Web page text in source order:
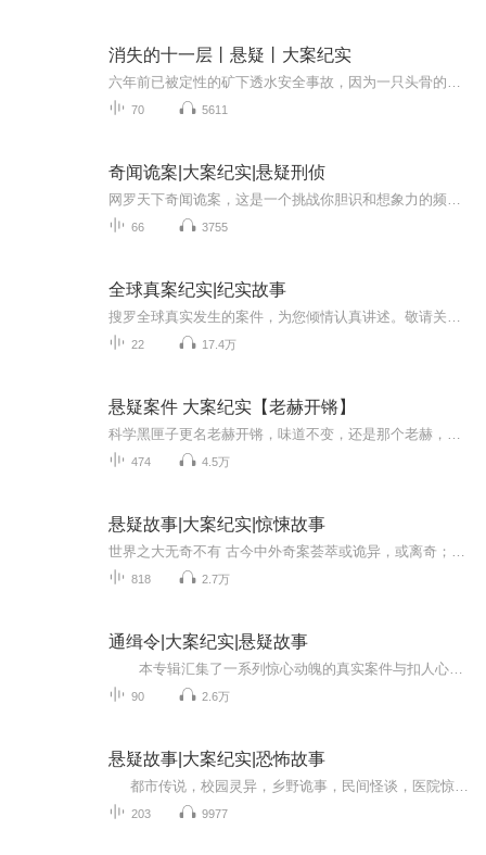
消失的十一层丨悬疑丨大案纪实
70 5611
奇闻诡案|大案纪实|悬疑刑侦
66 3755
全球真案纪实|纪实故事
22 17.4万
悬疑案件 大案纪实【老赫开锵】
474 4.5万
悬疑故事|大案纪实|惊悚故事
818 2.7万
通缉令|大案纪实|悬疑故事
90 2.6万
悬疑故事|大案纪实|恐怖故事
203 9977